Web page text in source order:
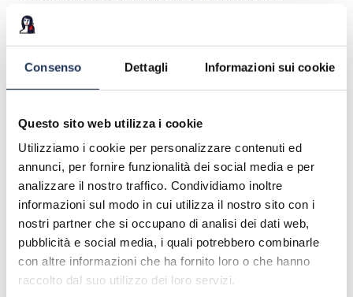
Consenso Dettagli Informazioni sui cookie
Questo sito web utilizza i cookie
Utilizziamo i cookie per personalizzare contenuti ed
annunci, per fornire funzionalità dei social media e per
analizzare il nostro traffico. Condividiamo inoltre
informazioni sul modo in cui utilizza il nostro sito con i
nostri partner che si occupano di analisi dei dati web,
pubblicità e social media, i quali potrebbero combinarle
con altre informazioni che ha fornito loro o che hanno
raccolto dal suo utilizzo dei loro servizi.
SERVIZI DI NAVIGAZIONE E
INTERAZIONE CON IL SITO E L’E-
COMMERCE
completa esecuzione dell’incarico affidato, la
fruizione dei servizi, ovvero, la navigazione sul sito, la
risposta ai messaggi, la vendita e la spedizione di beni
(prenotazioni) sull’e-commerce e la corretta gestione
degli adempimenti imposti dalle normative vigenti.
BASE GIURIDICA PER IL TRATTAMENTO: è
basata sull’esecuzione di misure precontrattuali od
obblighi contrattuali. La comunicazione dei dati è
necessaria per l’instaurazione del rapporto e per poter